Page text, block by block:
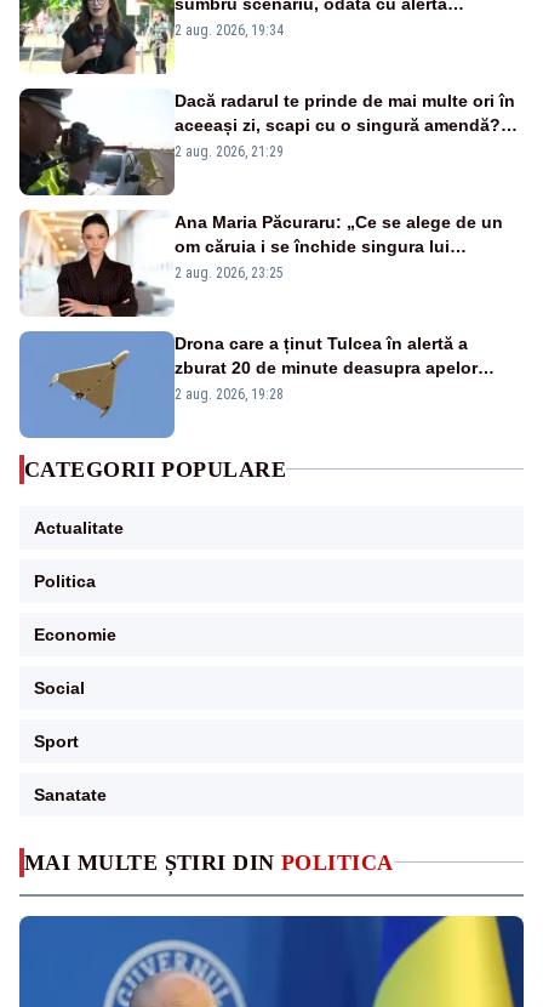
MAI MULTE ȘTIRI DIN POLITICA
energetică
2 aug. 2026, 19:34
Dacă radarul te prinde de mai multe ori în
aceeași zi, scapi cu o singură amendă?
Ce spune legea
2 aug. 2026, 21:29
Ana Maria Păcuraru: „Ce se alege de un
om căruia i se închide singura lui
portiță?”
2 aug. 2026, 23:25
Drona care a ținut Tulcea în alertă a
zburat 20 de minute deasupra apelor
României. Au fost ridicate două F-16
2 aug. 2026, 19:28
CATEGORII POPULARE
Actualitate
Politica
Economie
Social
Sport
Sanatate